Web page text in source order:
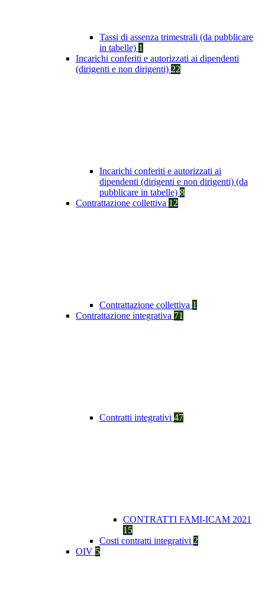
Tassi di assenza trimestrali (da pubblicare
in tabelle) 1
Incarichi conferiti e autorizzati ai dipendenti
(dirigenti e non dirigenti) 22
Incarichi conferiti e autorizzati ai
dipendenti (dirigenti e non dirigenti) (da
pubblicare in tabelle) 8
Contrattazione collettiva 12
Contrattazione collettiva 1
Contrattazione integrativa 71
Contratti integrativi 47
CONTRATTI FAMI-ICAM 2021
15
Costi contratti integrativi 2
OIV 5